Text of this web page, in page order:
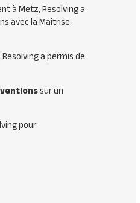
à Metz, Resolving a
avec la Maîtrise
a permis de
sur un
pour